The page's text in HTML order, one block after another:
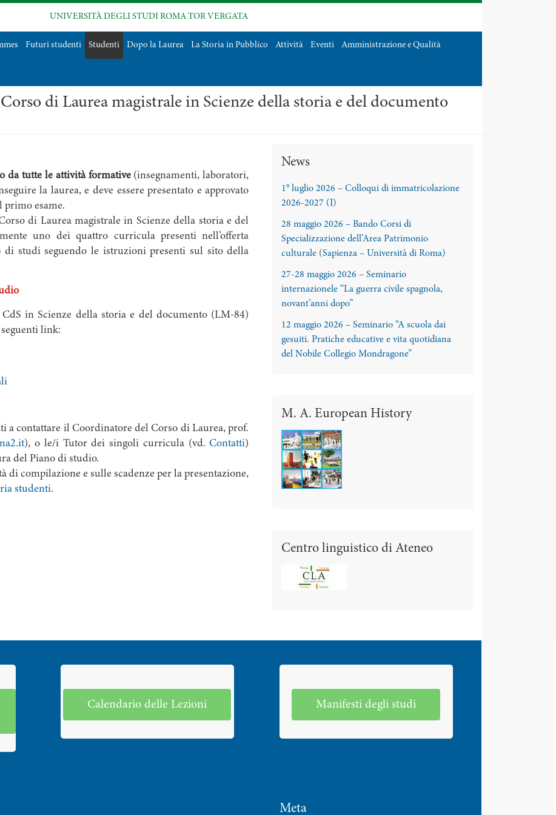
UNIVERSITÀ DEGLI STUDI ROMA TOR VERGATA
Futuri studenti Studenti Dopo la Laurea La Storia in Pubblico Attività Eventi Amministrazione e Qualità
Corso di Laurea magistrale in Scienze della storia e del documento
da tutte le attività formative (insegnamenti, laboratori,
la laurea, e deve essere presentato e approvato
primo esame.
di Laurea magistrale in Scienze della storia e del
uno dei quattro curricula presenti nell’offerta
studi seguendo le istruzioni presenti sul sito della
in Scienze della storia e del documento (LM-84)
link:
a contattare il Coordinatore del Corso di Laurea, prof.
2.it), o le/i Tutor dei singoli curricula (vd.Contatti)
del Piano di studio.
compilazione e sulle scadenze per la presentazione,
studenti.
News
1° luglio 2026 – Colloqui di immatricolazione
2026-2027 (I)
28 maggio 2026 – Bando Corsi di
Specializzazione dell’Area Patrimonio
culturale (Sapienza – Università di Roma)
27-28 maggio 2026 – Seminario
internazionele “La guerra civile spagnola,
novant’anni dopo”
12 maggio 2026 – Seminario “A scuola dai
gesuiti. Pratiche educative e vita quotidiana
del Nobile Collegio Mondragone”
M. A. European History
Centro linguistico di Ateneo
Calendario delle Lezioni Manifesti degli studi
Meta